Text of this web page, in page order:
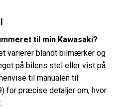
til min Kawasaki?
varierer blandt bilmærker og
på bilens stel eller vist på
til manualen til
for præcise detaljer om, hvor